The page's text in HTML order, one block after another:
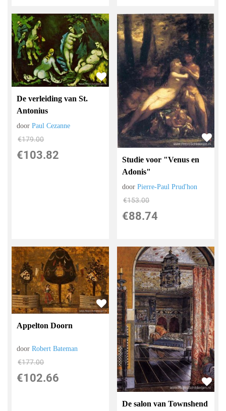
De verleiding van St.
Antonius
doorPaul Cezanne
€179.00
€103.82
Studie voor "Venus en
Adonis"
doorPierre-Paul Prud'hon
€153.00
€88.74
Appelton Doorn
doorRobert Bateman
€177.00
€102.66
De salon van Townshend